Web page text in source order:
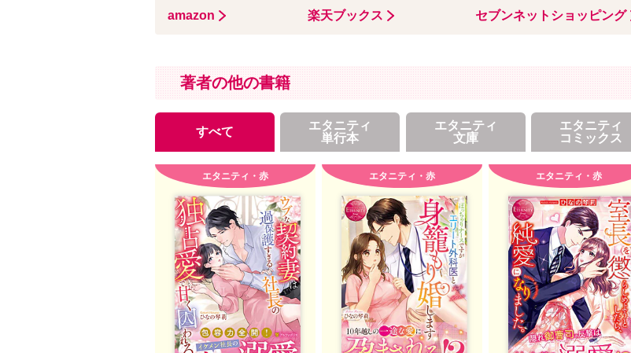
amazon 楽天ブックス セブンネットショッピング
著者の他の書籍
すべて
エタニティ
単行本
エタニティ
文庫
エタニティ
コミックス
エタニティ・赤 エタニティ・赤 エタニティ・赤